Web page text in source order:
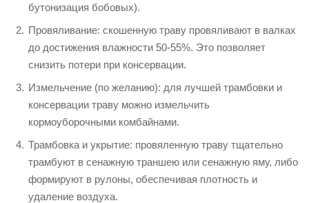
бутонизация бобовых).
Провяливание: скошенную траву провяливают в валках
до достижения влажности 50-55%. Это позволяет
снизить потери при консервации.
Измельчение (по желанию): для лучшей трамбовки и
консервации траву можно измельчить
кормоуборочными комбайнами.
Трамбовка и укрытие: провяленную траву тщательно
трамбуют в сенажную траншею или сенажную яму, либо
формируют в рулоны, обеспечивая плотность и
удаление воздуха.